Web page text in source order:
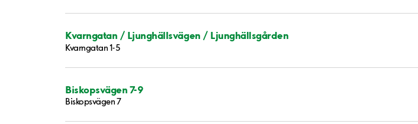
Kvarngatan / Ljunghällsvägen / Ljunghällsgården
Kvarngatan 1-5
Biskopsvägen 7-9
Biskopsvägen 7